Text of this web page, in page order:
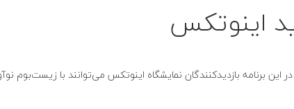
اینوتکس
برگزار می‌شود. در این برنامه بازدیدکنندگان نمایشگاه اینوتکس می‌توانند با